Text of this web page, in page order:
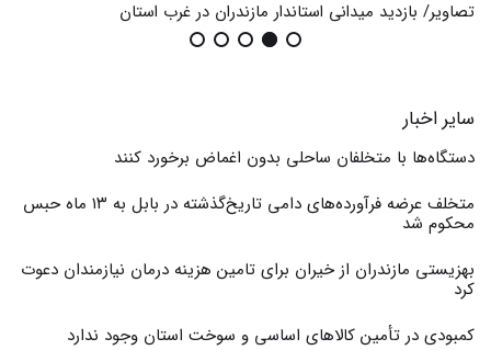
تصاویر/ بازدید میدانی استاندار مازندران در غرب استان
سایر اخبار
دستگاه‌ها با متخلفان ساحلی بدون اغماض برخورد کنند
متخلف عرضه فرآورده‌های دامی تاریخ‌گذشته در بابل به ۱۳ ماه حبس
محکوم شد
بهزیستی مازندران از خیران برای تامین هزینه درمان نیازمندان دعوت
کرد
کمبودی در تأمین کالاهای اساسی و سوخت استان وجود ندارد